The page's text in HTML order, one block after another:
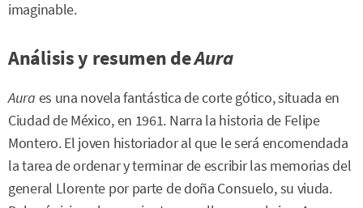
imaginable.
Análisis y resumen deAura
Aura es una novela fantástica de corte gótico, situada en
Ciudad de México, en 1961. Narra la historia de Felipe
Montero. El joven historiador al que le será encomendada
la tarea de ordenar y terminar de escribir las memorias del
general Llorente por parte de doña Consuelo, su viuda.